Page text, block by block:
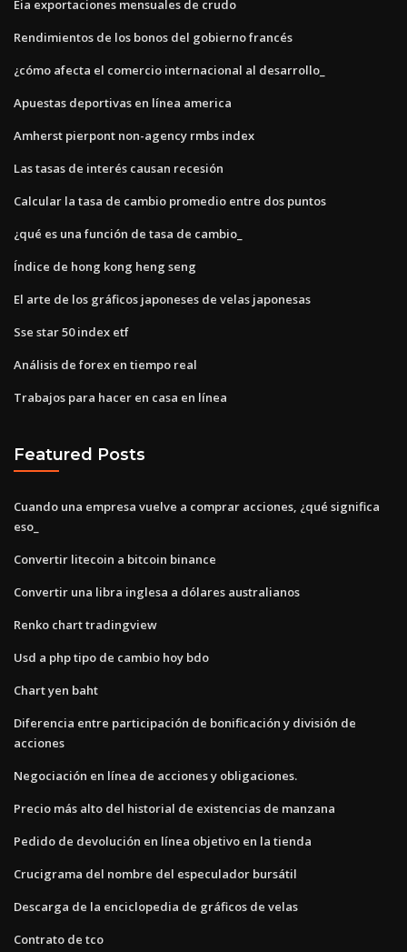
Eia exportaciones mensuales de crudo
Rendimientos de los bonos del gobierno francés
¿cómo afecta el comercio internacional al desarrollo_
Apuestas deportivas en línea america
Amherst pierpont non-agency rmbs index
Las tasas de interés causan recesión
Calcular la tasa de cambio promedio entre dos puntos
¿qué es una función de tasa de cambio_
Índice de hong kong heng seng
El arte de los gráficos japoneses de velas japonesas
Sse star 50 index etf
Análisis de forex en tiempo real
Trabajos para hacer en casa en línea
Featured Posts
Cuando una empresa vuelve a comprar acciones, ¿qué significa
eso_
Convertir litecoin a bitcoin binance
Convertir una libra inglesa a dólares australianos
Renko chart tradingview
Usd a php tipo de cambio hoy bdo
Chart yen baht
Diferencia entre participación de bonificación y división de
acciones
Negociación en línea de acciones y obligaciones.
Precio más alto del historial de existencias de manzana
Pedido de devolución en línea objetivo en la tienda
Crucigrama del nombre del especulador bursátil
Descarga de la enciclopedia de gráficos de velas
Contrato de tco